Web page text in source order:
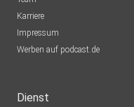
Karriere
Impressum
Werben auf podcast.de
Dienst